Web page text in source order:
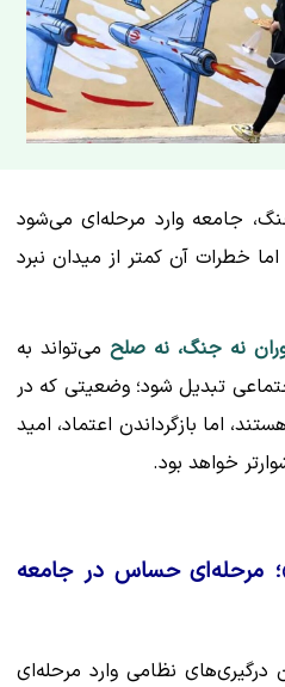
جامعه وارد مرحله‌ای می‌شود
خطرات آن کمتر از میدان نبرد
نه جنگ، نه صلح می‌تواند به
تبدیل شود؛ وضعیتی که در
اما بازگرداندن اعتماد، امید
خواهد بود.
مرحله‌ای حساس در جامعه
درگیری‌های نظامی وارد مرحله‌ای